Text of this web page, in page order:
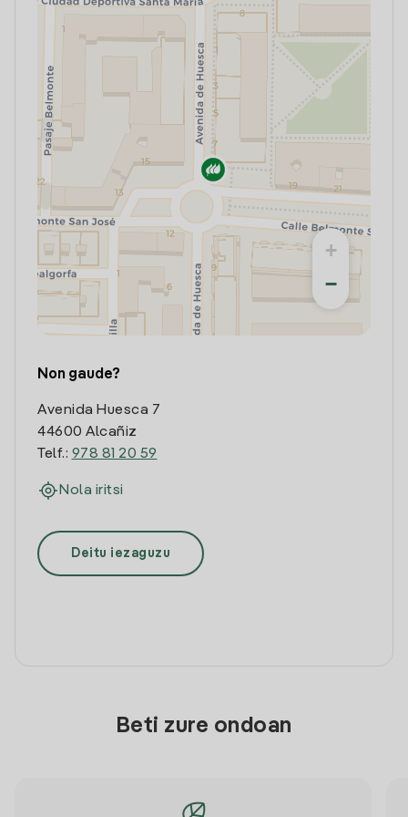
+
−
Non gaude?
Avenida Huesca 7
44600 Alcañiz
Telf.: 978 81 20 59
Nola iritsi
Deitu iezaguzu
Beti zure ondoan